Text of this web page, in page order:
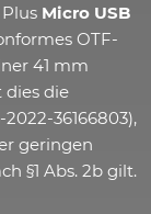
Micro USB
OTF-
41 mm
dies die
36166803),
geringen
§1 Abs. 2b gilt.